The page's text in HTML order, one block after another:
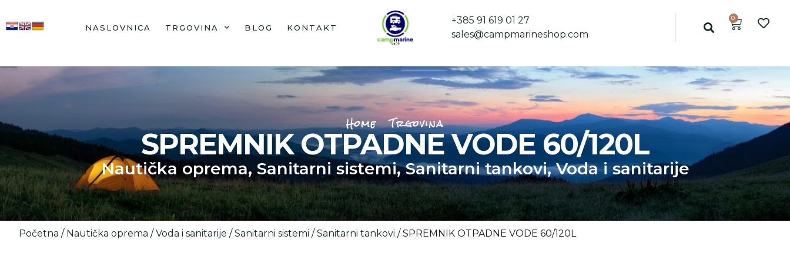
NASLOVNICA TRGOVINA BLOG KONTAKT
+385 91 619 01 27
sales@campmarineshop.com
0
Home Trgovina
SPREMNIK OTPADNE VODE 60/120L
Nautička oprema,Sanitarni sistemi,Sanitarni tankovi,Voda i sanitarije
Početna / Nautička oprema /Voda i sanitarije /Sanitarni sistemi /Sanitarni tankovi / SPREMNIK OTPADNE VODE 60/120L